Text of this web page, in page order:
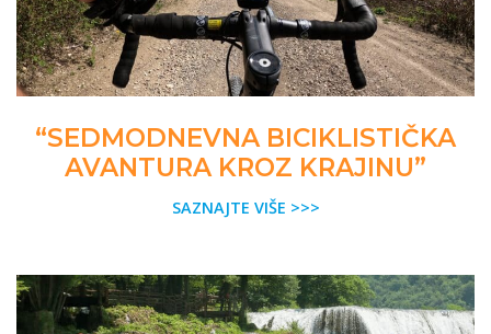
“SEDMODNEVNA BICIKLISTIČKA
AVANTURA KROZ KRAJINU”
SAZNAJTE VIŠE >>>